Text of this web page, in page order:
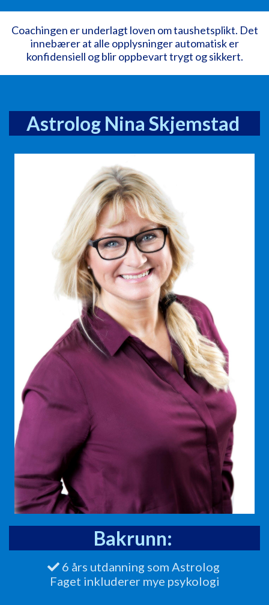
Coachingen er underlagt loven om taushetsplikt. Det
innebærer at alle opplysninger automatisk er
konfidensiell og blir oppbevart trygt og sikkert.
Astrolog Nina Skjemstad
Bakrunn:
6 års utdanning som Astrolog
Faget inkluderer mye psykologi